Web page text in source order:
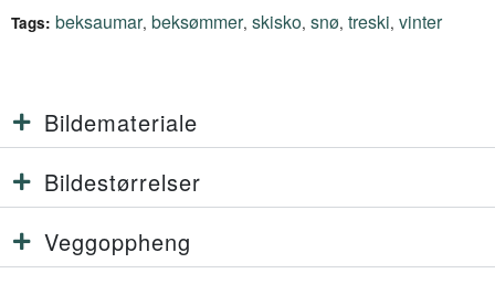
Tags: beksaumar, beksømmer, skisko, snø, treski, vinter
Bildemateriale
Bildestørrelser
Veggoppheng